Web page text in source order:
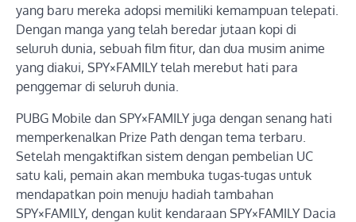
yang baru mereka adopsi memiliki kemampuan telepati.
Dengan manga yang telah beredar jutaan kopi di
seluruh dunia, sebuah film fitur, dan dua musim anime
yang diakui, SPY×FAMILY telah merebut hati para
penggemar di seluruh dunia.
PUBG Mobile dan SPY×FAMILY juga dengan senang hati
memperkenalkan Prize Path dengan tema terbaru.
Setelah mengaktifkan sistem dengan pembelian UC
satu kali, pemain akan membuka tugas-tugas untuk
mendapatkan poin menuju hadiah tambahan
SPY×FAMILY, dengan kulit kendaraan SPY×FAMILY Dacia